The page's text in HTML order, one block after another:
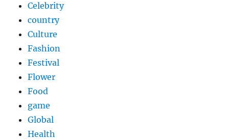
Celebrity
country
Culture
Fashion
Festival
Flower
Food
game
Global
Health